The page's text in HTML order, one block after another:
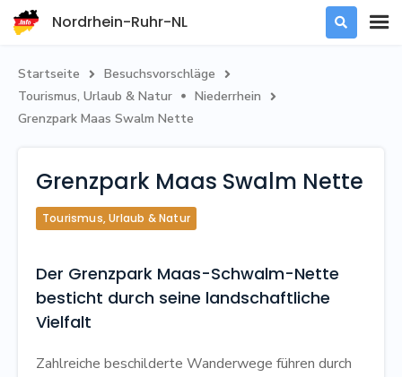
Nordrhein-Ruhr-NL 
Startseite  Besuchsvorschläge 
Tourismus, Urlaub & Natur  Niederrhein 
Grenzpark Maas Swalm Nette
Grenzpark Maas Swalm Nette
Tourismus, Urlaub & Natur
Der Grenzpark Maas-Schwalm-Nette
besticht durch seine landschaftliche
Vielfalt
Zahlreiche beschilderte Wanderwege führen durch